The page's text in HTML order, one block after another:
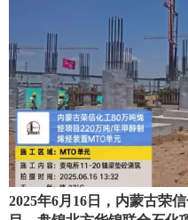
2025年6月16日，内蒙古荣